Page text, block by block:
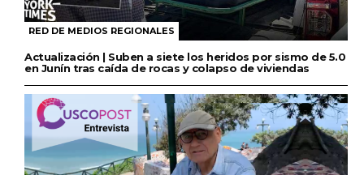
RED DE MEDIOS REGIONALES
Actualización | Suben a siete los heridos por sismo de 5.0
en Junín tras caída de rocas y colapso de viviendas